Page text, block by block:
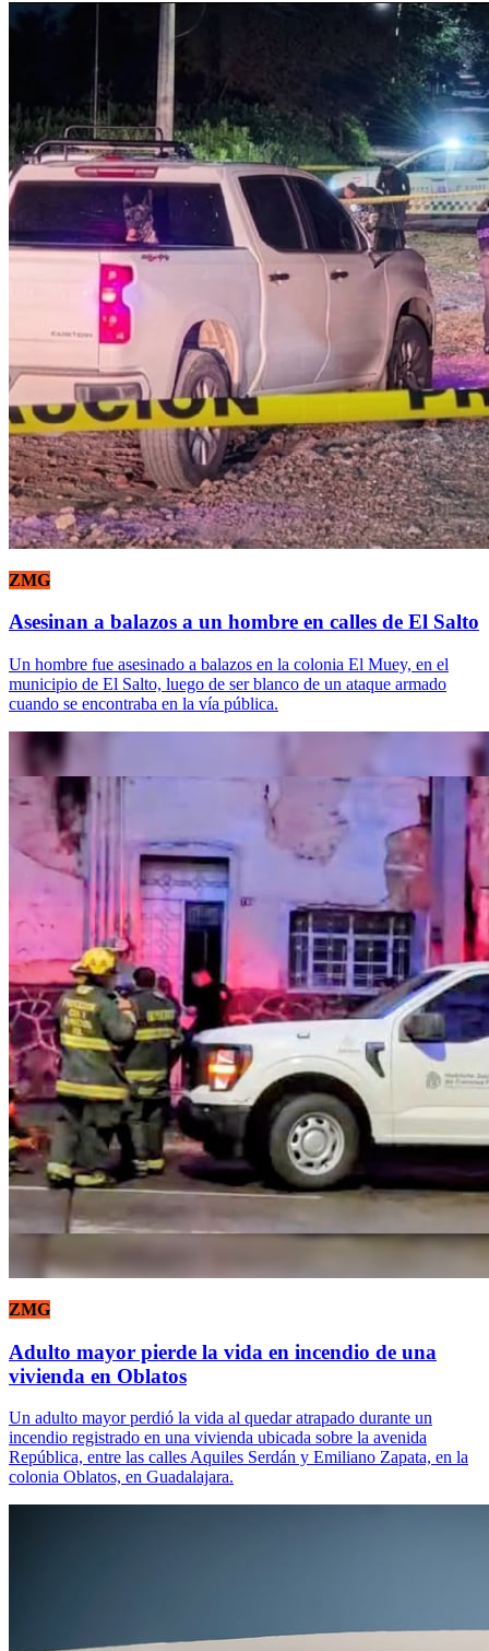
ZMG
Asesinan a balazos a un hombre en calles de El Salto
Un hombre fue asesinado a balazos en la colonia El Muey, en el
municipio de El Salto, luego de ser blanco de un ataque armado
cuando se encontraba en la vía pública.
ZMG
Adulto mayor pierde la vida en incendio de una
vivienda en Oblatos
Un adulto mayor perdió la vida al quedar atrapado durante un
incendio registrado en una vivienda ubicada sobre la avenida
República, entre las calles Aquiles Serdán y Emiliano Zapata, en la
colonia Oblatos, en Guadalajara.